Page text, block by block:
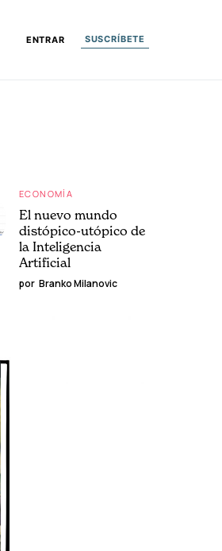
ENTRAR SUSCRÍBETE
ECONOMÍA
El nuevo mundo
distópico-utópico de
la Inteligencia
Artificial
por Branko Milanovic